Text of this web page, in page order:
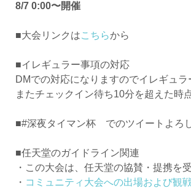
8/7 0:00〜開催
■大会リンクはこちらから
■イレギュラー事項の対応
DMでの対応になりますのでイレギュ
またチェックイン待ち10分を超えた時
■#深夜タイマン杯 でのツイートよろ
■任天堂のガイドライン関連
・この大会は、任天堂の協賛・提携を
・ コミュニティ大会への出場および観